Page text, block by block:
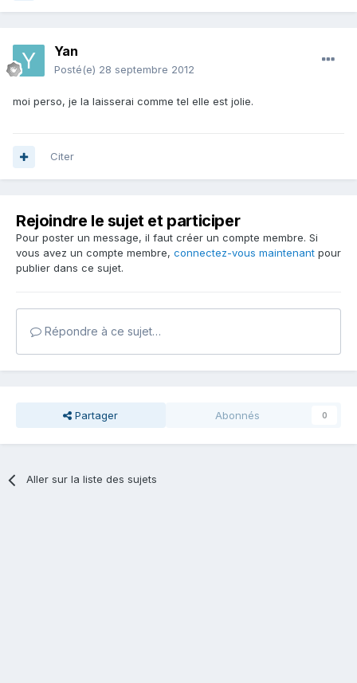
Yan
Posté(e) 28 septembre 2012
moi perso, je la laisserai comme tel elle est jolie.
Citer
Rejoindre le sujet et participer
Pour poster un message, il faut créer un compte membre. Si
vous avez un compte membre, connectez-vous maintenant pour
publier dans ce sujet.
Répondre à ce sujet…
Partager Abonnés 0
Aller sur la liste des sujets